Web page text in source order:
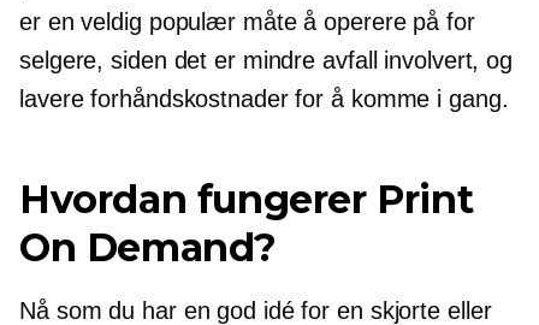
er en veldig populær måte å operere på for
selgere, siden det er mindre avfall involvert, og
lavere forhåndskostnader for å komme i gang.
Hvordan fungerer Print
On Demand?
Nå som du har en god idé for en skjorte eller